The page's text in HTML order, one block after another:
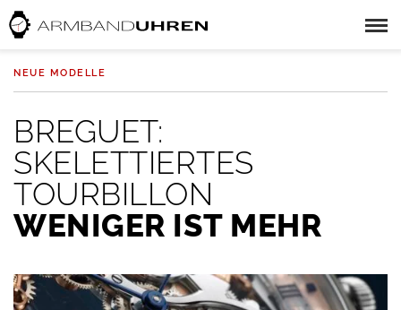
NEUE MODELLE
BREGUET:
SKELETTIERTES
TOURBILLON
WENIGER IST MEHR